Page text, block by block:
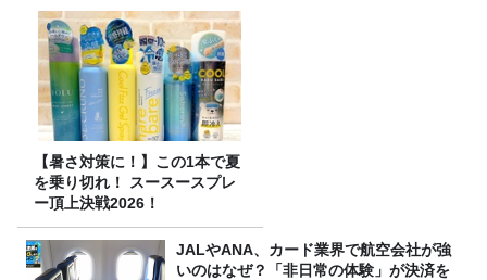
【暑さ対策に！】この1本で夏
を乗り切れ！ スースースプレ
ー頂上決戦2026！
JALやANA、カード業界で航空会社が強
いのはなぜ？「非日常の体験」が決済を